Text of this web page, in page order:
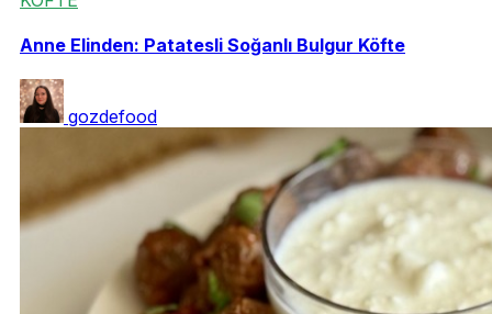
Anne Elinden: Patatesli Soğanlı Bulgur Köfte
gozdefood